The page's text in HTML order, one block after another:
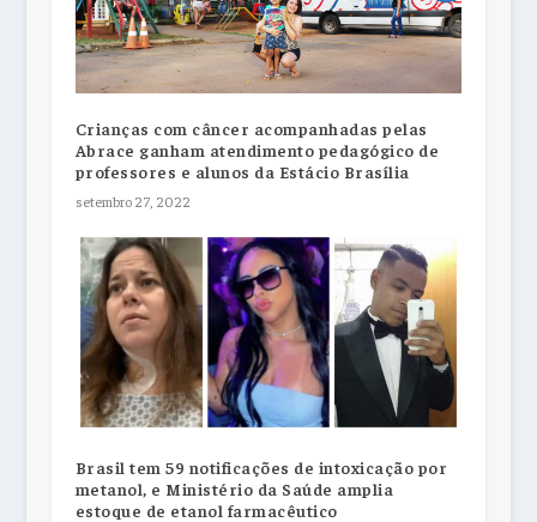
Crianças com câncer acompanhadas pelas
Abrace ganham atendimento pedagógico de
professores e alunos da Estácio Brasília
setembro 27, 2022
Brasil tem 59 notificações de intoxicação por
metanol, e Ministério da Saúde amplia
estoque de etanol farmacêutico